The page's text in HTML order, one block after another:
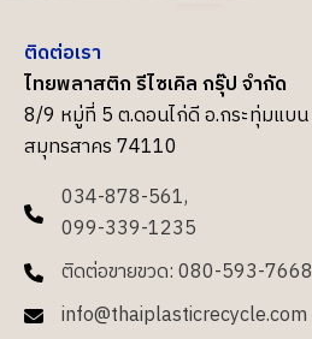
ติดต่อเรา
ไทยพลาสติก รีไซเคิล กรุ๊ป จำกัด
8/9 หมู่ที่ 5 ต.ดอนไก่ดี อ.กระทุ่มแบน
สมุทรสาคร 74110
034-878-561,
099-339-1235
ติดต่อขายขวด: 080-593-7668
info@thaiplasticrecycle.com